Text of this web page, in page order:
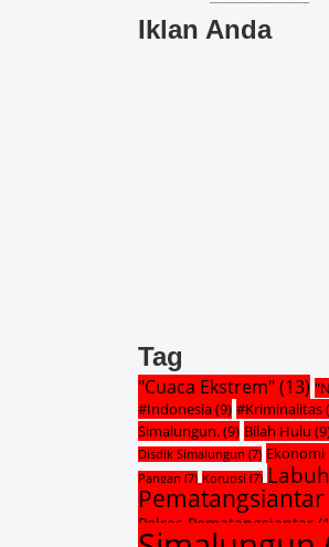
Iklan Anda
Tag
"Cuaca Ekstrem"(13)
#Indonesia(9) #Kriminalitas
Simalungun.(9) Bilah Hulu
Disdik Simalungun (7) Ekonomi
Pangan (7) Korupsi (7)
Pematangsiantar
Polres Pematangsiantar